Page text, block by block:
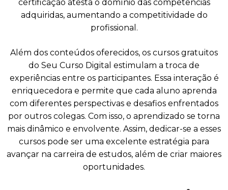
certificação atesta o domínio das competências
adquiridas, aumentando a competitividade do
profissional.
Além dos conteúdos oferecidos, os cursos gratuitos
do Seu Curso Digital estimulam a troca de
experiências entre os participantes. Essa interação é
enriquecedora e permite que cada aluno aprenda
com diferentes perspectivas e desafios enfrentados
por outros colegas. Com isso, o aprendizado se torna
mais dinâmico e envolvente. Assim, dedicar-se a esses
cursos pode ser uma excelente estratégia para
avançar na carreira de estudos, além de criar maiores
oportunidades.